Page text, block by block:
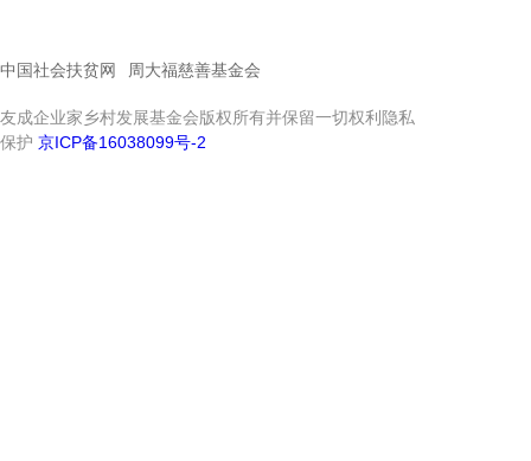
中国社会扶贫网 周大福慈善基金会
友成企业家乡村发展基金会版权所有并保留一切权利隐私
保护 京ICP备16038099号-2